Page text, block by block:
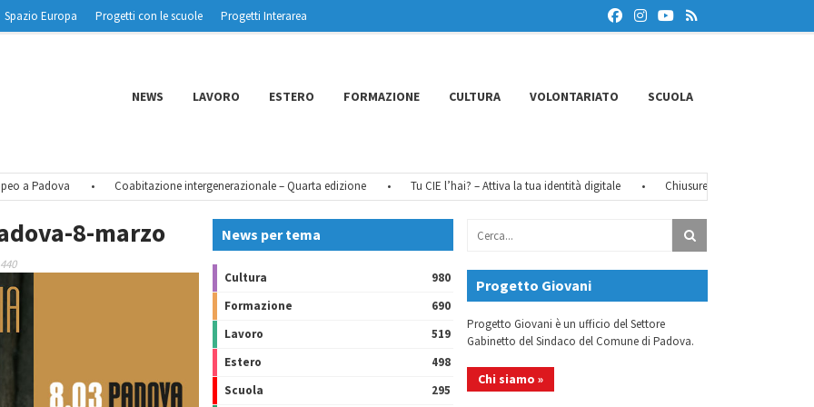
Spazio Europa Progetti con le scuole
Progetti Interarea
NEWS LAVORO ESTERO FORMAZIONE CULTURA VOLONTARIATO SCUOLA
a Padova Coabitazione intergenerazionale – Quarta edizione Tu CIE l’hai? – Attiva la tua identità digitale Chiusure estive 2026
8-marzo News per tema
Cultura
980
Formazione
690
Lavoro
519
Estero
498
Scuola
295
Progetto Giovani
Progetto Giovani è un ufficio del Settore
Gabinetto del Sindaco del Comune di Padova.
Chi siamo »